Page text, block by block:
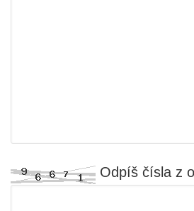
Odpíš čísla z